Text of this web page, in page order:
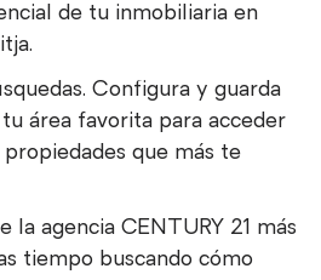
de tu inmobiliaria en
Configura y guarda
área favorita para acceder
que más te
la agencia CENTURY 21 más
tiempo buscando cómo